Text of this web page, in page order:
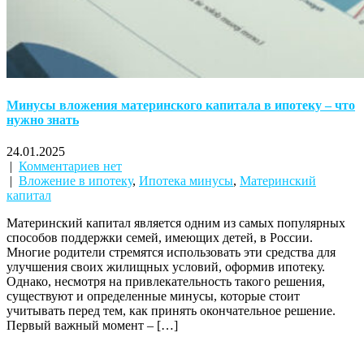
Минусы вложения материнского капитала в ипотеку – что
нужно знать
24.01.2025
| Комментариев нет
| Вложение в ипотеку, Ипотека минусы, Материнский
капитал
Материнский капитал является одним из самых популярных
способов поддержки семей, имеющих детей, в России.
Многие родители стремятся использовать эти средства для
улучшения своих жилищных условий, оформив ипотеку.
Однако, несмотря на привлекательность такого решения,
существуют и определенные минусы, которые стоит
учитывать перед тем, как принять окончательное решение.
Первый важный момент – […]